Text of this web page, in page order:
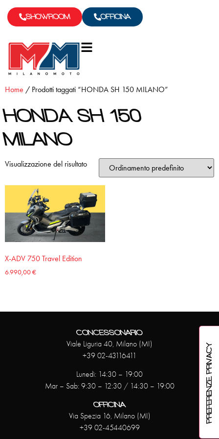
SHOWROOM OFFICINA
Home / Prodotti taggati “HONDA SH 150 MILANO”
HONDA SH 150
MILANO
Visualizzazione del risultato
X-ADV 750 Travel Edition
6.990,00€
CONCESSONARIO
Viale Liguria 40, Milano (MI)
+39 02-43116411
Lunedì: 14:30 – 19:00
Mar – Sab: 9:30 – 12:30 / 14:30 – 19:00
OFFICINA
Via Spezia 16, Milano (MI)
+39 02-45440699